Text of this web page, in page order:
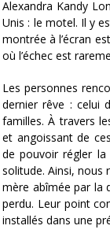
Alexandra Kandy
Unis : le motel. Il y
montrée à l’écran
où l’échec est
Les personnes
dernier rêve : celui
familles. À travers
et angoissant de
de pouvoir régler
solitude. Ainsi, nous
mère abîmée par la
perdu. Leur point
installés dans une